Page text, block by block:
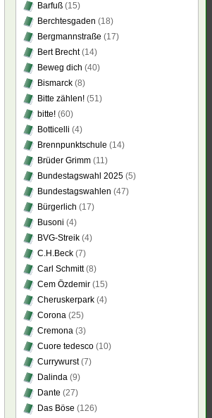
Barfuß (15)
Berchtesgaden (18)
Bergmannstraße (17)
Bert Brecht(14)
Beweg dich (40)
Bismarck (8)
Bitte zählen! (51)
bitte! (60)
Botticelli (4)
Brennpunktschule (14)
Brüder Grimm (11)
Bundestagswahl 2025 (5)
Bundestagswahlen (47)
Bürgerlich (17)
Busoni (4)
BVG-Streik (4)
C.H.Beck (7)
Carl Schmitt(8)
Cem Özdemir (15)
Cheruskerpark (4)
Corona (25)
Cremona (3)
Cuore tedesco (10)
Currywurst(7)
Dalinda (9)
Dante (27)
Das Böse (126)